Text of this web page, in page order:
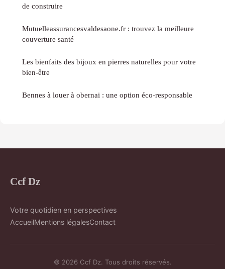
de construire
Mutuelleassurancesvaldesaone.fr : trouvez la meilleure
couverture santé
Les bienfaits des bijoux en pierres naturelles pour votre
bien-être
Bennes à louer à obernai : une option éco-responsable
Ccf Dz
Votre quotidien en perspectives
AccueilMentions légalesContact
© 2026 Ccf Dz. Tous droits réservés.